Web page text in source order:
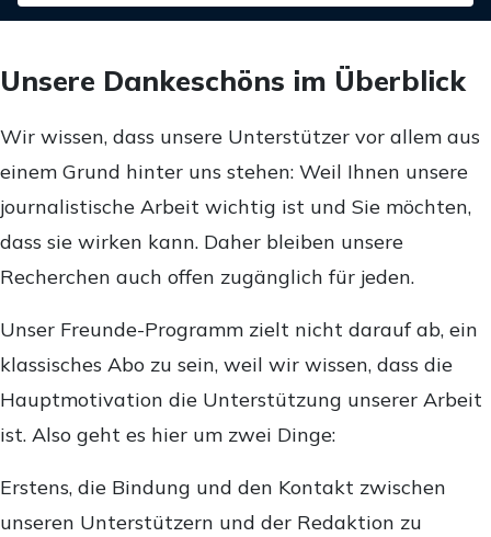
Unsere Dankeschöns im Überblick
Wir wissen, dass unsere Unterstützer vor allem aus
einem Grund hinter uns stehen: Weil Ihnen unsere
journalistische Arbeit wichtig ist und Sie möchten,
dass sie wirken kann. Daher bleiben unsere
Recherchen auch offen zugänglich für jeden.
Unser Freunde-Programm zielt nicht darauf ab, ein
klassisches Abo zu sein, weil wir wissen, dass die
Hauptmotivation die Unterstützung unserer Arbeit
ist. Also geht es hier um zwei Dinge:
Erstens, die Bindung und den Kontakt zwischen
unseren Unterstützern und der Redaktion zu